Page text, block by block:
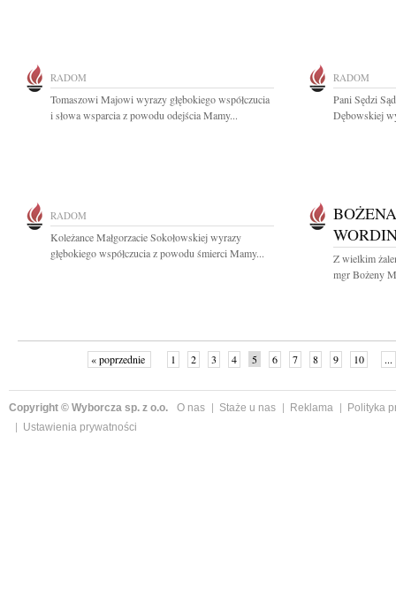
RADOM
Tomaszowi Majowi wyrazy głębokiego współczucia
i słowa wsparcia z powodu odejścia Mamy...
RADOM
Pani Sędzi
Dębowskiej
RADOM
Koleżance Małgorzacie Sokołowskiej wyrazy
głębokiego współczucia z powodu śmierci Mamy...
Z wielkim
mgr Bożeny
« poprzednie 1 2 3 4 5 6 7 8 9 10 ...
Copyright © Wyborcza sp. z o.o. O nas Staże u nas Reklama
Polityka
Ustawienia prywatności